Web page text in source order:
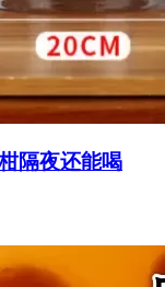
隔夜还能喝